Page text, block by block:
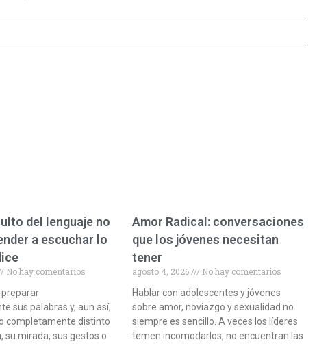
del lenguaje no
a escuchar lo
No hay comentarios
preparar
sus palabras y, aun así,
completamente distinto
su mirada, sus gestos o
Amor Radical: conversaciones
que los jóvenes necesitan
tener
agosto 4, 2026
No hay comentarios
Hablar con adolescentes y jóvenes
sobre amor, noviazgo y sexualidad no
siempre es sencillo. A veces los líderes
temen incomodarlos, no encuentran las